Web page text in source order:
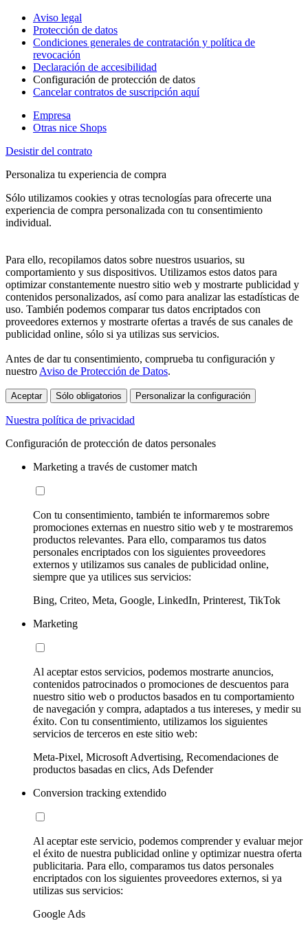
Aviso legal
Protección de datos
Condiciones generales de contratación y política de
revocación
Declaración de accesibilidad
Configuración de protección de datos
Cancelar contratos de suscripción aquí
Empresa
Otras nice Shops
Desistir del contrato
Personaliza tu experiencia de compra
Sólo utilizamos cookies y otras tecnologías para ofrecerte una
experiencia de compra personalizada con tu consentimiento
individual.
Para ello, recopilamos datos sobre nuestros usuarios, su
comportamiento y sus dispositivos. Utilizamos estos datos para
optimizar constantemente nuestro sitio web y mostrarte publicidad y
contenidos personalizados, así como para analizar las estadísticas de
uso. También podemos comparar tus datos encriptados con
proveedores externos y mostrarte ofertas a través de sus canales de
publicidad online, sólo si ya utilizas sus servicios.
Antes de dar tu consentimiento, comprueba tu configuración y
nuestro Aviso de Protección de Datos.
Aceptar Sólo obligatorios Personalizar la configuración
Nuestra política de privacidad
Configuración de protección de datos personales
Marketing a través de customer match
Con tu consentimiento, también te informaremos sobre
promociones externas en nuestro sitio web y te mostraremos
productos relevantes. Para ello, comparamos tus datos
personales encriptados con los siguientes proveedores
externos y utilizamos sus canales de publicidad online,
siempre que ya utilices sus servicios:
Bing, Criteo, Meta, Google, LinkedIn, Printerest, TikTok
Marketing
Al aceptar estos servicios, podemos mostrarte anuncios,
contenidos patrocinados o promociones de descuentos para
nuestro sitio web o productos basados en tu comportamiento
de navegación y compra, adaptados a tus intereses, y medir su
éxito. Con tu consentimiento, utilizamos los siguientes
servicios de terceros en este sitio web:
Meta-Pixel, Microsoft Advertising, Recomendaciones de
productos basadas en clics, Ads Defender
Conversion tracking extendido
Al aceptar este servicio, podemos comprender y evaluar mejor
el éxito de nuestra publicidad online y optimizar nuestra oferta
publicitaria. Para ello, comparamos tus datos personales
encriptados con los siguientes proveedores externos, si ya
utilizas sus servicios:
Google Ads